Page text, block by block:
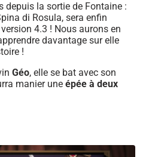
depuis la sortie de Fontaine :
di Rosula, sera enfin
4.3 ! Nous aurons en
davantage sur elle
!
Géo, elle se bat avec son
manier une épée à deux